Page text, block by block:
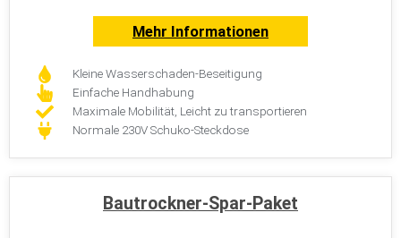
Mehr Informationen
Kleine Wasserschaden-Beseitigung
Einfache Handhabung
Maximale Mobilität, Leicht zu transportieren
Normale 230V Schuko-Steckdose
Bautrockner-Spar-Paket